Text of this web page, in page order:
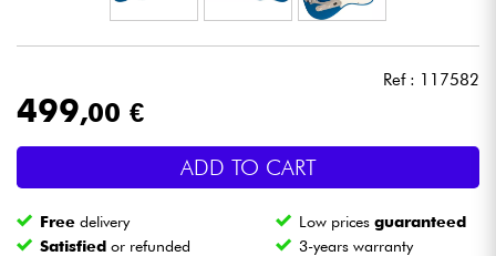
Lighting
Wind
Ref : 117582
499,00 €
ADD TO CART
Free delivery Low pricesguaranteed
Satisfied or refunded 3-years warranty